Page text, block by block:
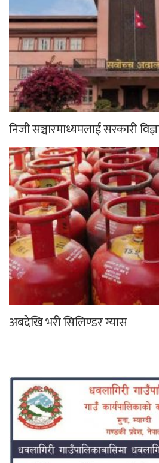
निजी सञ्चारमाध्यमलाई सरकारी
अबदेखि भरी सिलिण्डर ग्यास